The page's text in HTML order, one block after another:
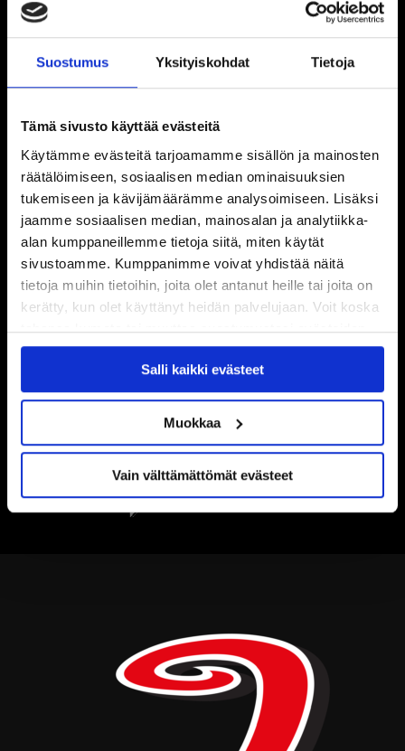
Suostumus Yksityiskohdat Tietoja
Tämä sivusto käyttää evästeitä
Käytämme evästeitä tarjoamamme sisällön ja mainosten
räätälöimiseen, sosiaalisen median ominaisuuksien
tukemiseen ja kävijämäärämme analysoimiseen. Lisäksi
jaamme sosiaalisen median, mainosalan ja analytiikka-
alan kumppaneillemme tietoja siitä, miten käytät
sivustoamme. Kumppanimme voivat yhdistää näitä
tietoja muihin tietoihin, joita olet antanut heille tai joita on
kerätty, kun olet käyttänyt heidän palvelujaan. Voit koska
tahansa kumota tai muuttaa suostumustasi evästeiden
käytöstäEvästeet-sivultamme.
Salli kaikki evästeet
Muokkaa
Vain välttämättömät evästeet